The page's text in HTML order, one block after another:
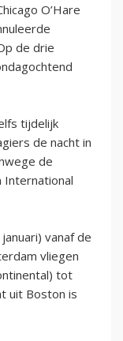
O’Hare
de drie
tijdelijk
de nacht in
de
International
vanaf de
vliegen
tot
uit Boston is